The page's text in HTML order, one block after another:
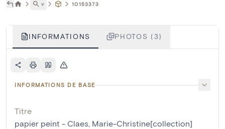
˅ 10153373
INFORMATIONS PHOTOS (3)
INFORMATIONS DE BASE
Titre
papier peint - Claes, Marie-Christine[collection]